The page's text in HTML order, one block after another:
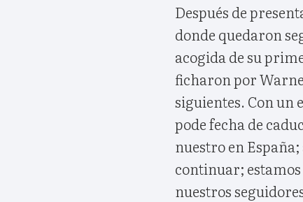
Después de
donde quedaron
acogida de su
ficharon por
siguientes. Con un
pode fecha de
nuestro en
continuar;
nuestros